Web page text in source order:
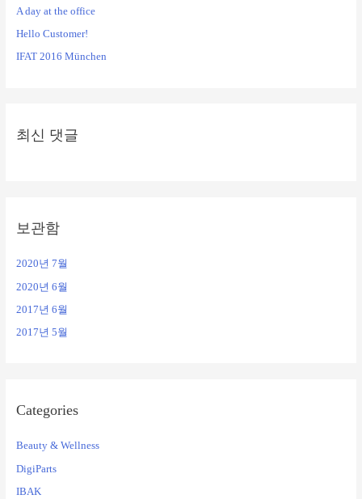
A day at the office
Hello Customer!
IFAT 2016 München
최신 댓글
보관함
2020년 7월
2020년 6월
2017년 6월
2017년 5월
Categories
Beauty & Wellness
DigiParts
IBAK